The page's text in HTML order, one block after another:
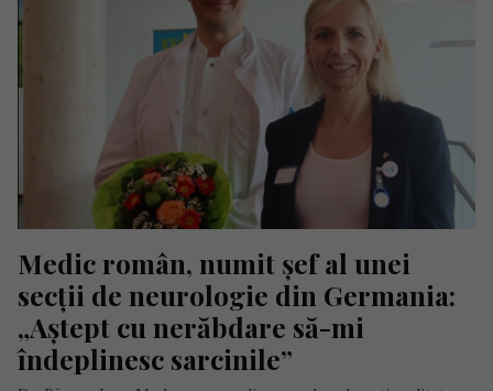
Medic român, numit șef al unei
secții de neurologie din Germania:
„Aștept cu nerăbdare să-mi
îndeplinesc sarcinile”